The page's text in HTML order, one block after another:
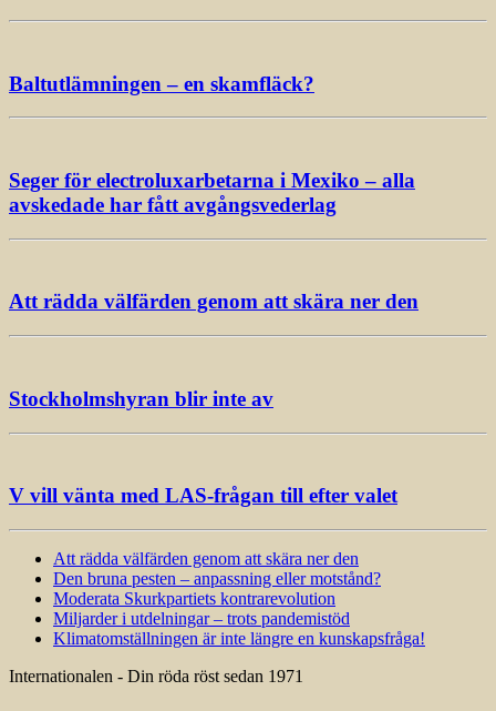
Baltutlämningen – en skamfläck?
Seger för electroluxarbetarna i Mexiko – alla
avskedade har fått avgångsvederlag
Att rädda välfärden genom att skära ner den
Stockholmshyran blir inte av
V vill vänta med LAS-frågan till efter valet
Att rädda välfärden genom att skära ner den
Den bruna pesten – anpassning eller motstånd?
Moderata Skurkpartiets kontrarevolution
Miljarder i utdelningar – trots pandemistöd
Klimatomställningen är inte längre en kunskapsfråga!
Internationalen - Din röda röst sedan 1971